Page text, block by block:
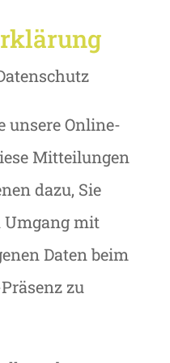
unsere Online-
Mitteilungen
dazu, Sie
Umgang mit
Daten beim
zu